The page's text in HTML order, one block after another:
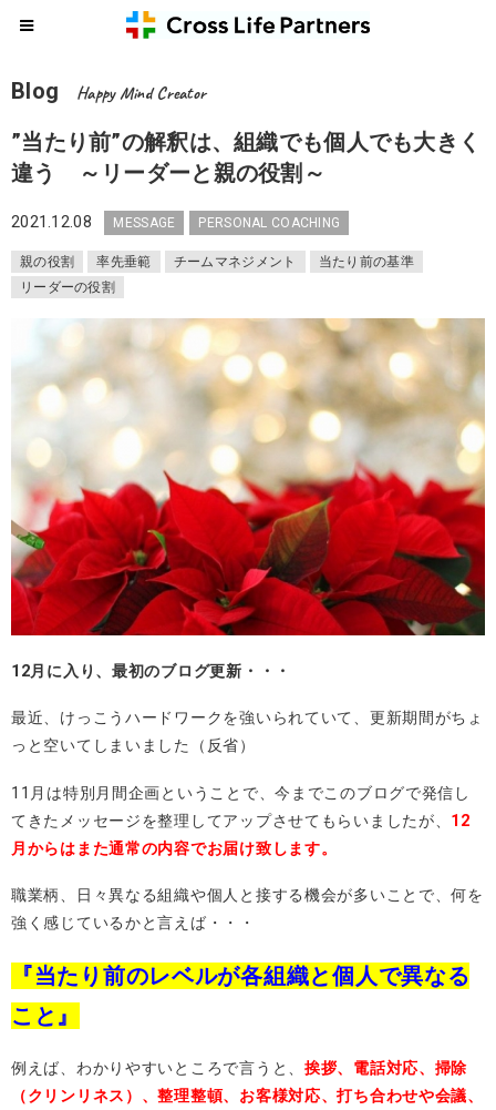
Blog Happy Mind Creator
”当たり前”の解釈は、組織でも個人でも大きく
違う ～リーダーと親の役割～
2021.12.08 MESSAGE PERSONAL COACHING
親の役割 率先垂範 チームマネジメント
当たり前の基準
リーダーの役割
12月に入り、最初のブログ更新・・・
最近、けっこうハードワークを強いられていて、更新期間がちょ
っと空いてしまいました（反省）
11月は特別月間企画ということで、今までこのブログで発信し
てきたメッセージを整理してアップさせてもらいましたが、 12
月からはまた通常の内容でお届け致します。
職業柄、日々異なる組織や個人と接する機会が多いことで、何を
強く感じているかと言えば・・・
『当たり前のレベルが各組織と個人で異なる
こと』
例えば、わかりやすいところで言うと、 挨拶、電話対応、掃除
（クリンリネス）、整理整頓、お客様対応、打ち合わせや会議、